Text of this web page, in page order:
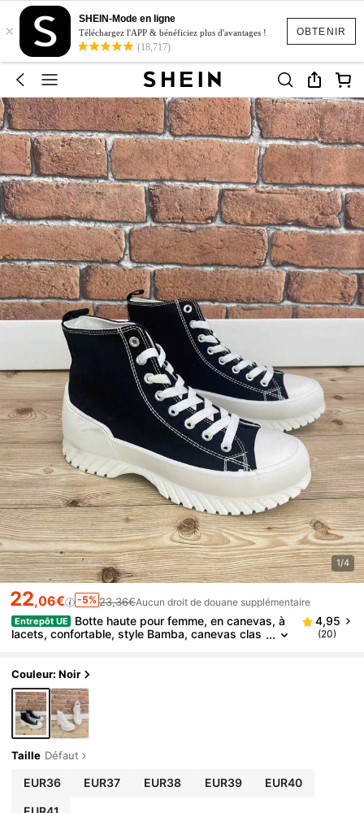
OBTENIR
×
SHEIN-Mode en ligne
Téléchargez l'APP & bénéficiez plus d'avantages !
(18,717)
1/4
22,06€ -5% 23,36€Aucun droit de douane supplémentaire
Entrepôt UE
Botte haute pour femme, en canevas, à
lacets, confortable, style Bamba, canevas clas
4,95
(20)
Couleur: Noir
Taille Défaut
EUR36 EUR37 EUR38 EUR39 EUR40